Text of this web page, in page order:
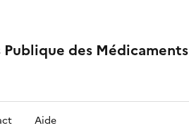
Publique des Médicaments
Aide